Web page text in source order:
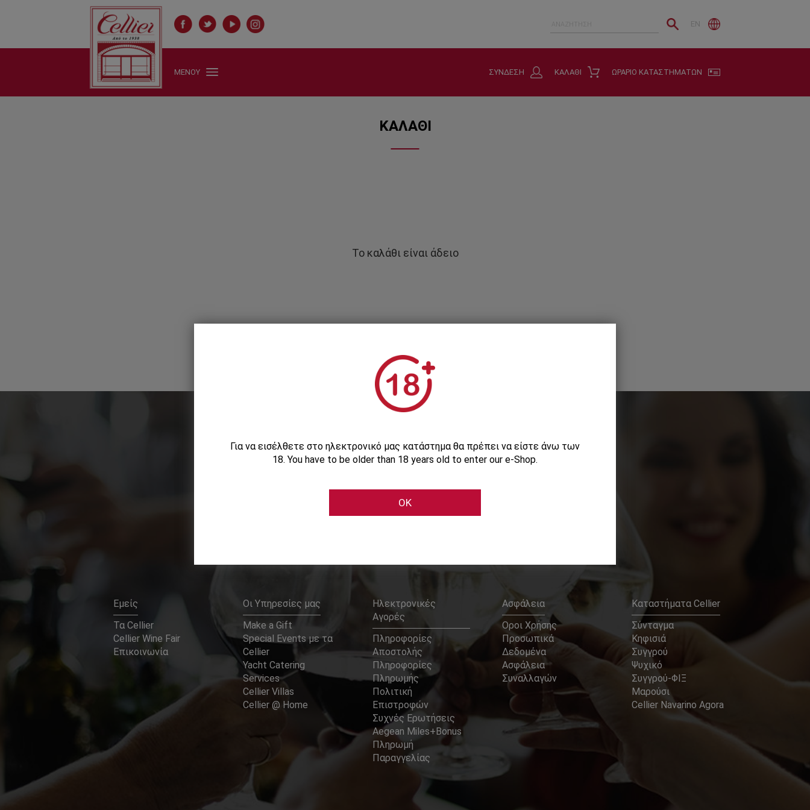
EN
ΜΕΝΟΥ ΩΡΑΡΙΟ ΚΑΤΑΣΤΗΜΑΤΩΝ
ΚΑΛΑΘΙ
ΣΥΝΔΕΣΗ
ΚΑΛΑΘΙ
Το καλάθι είναι άδειο
Εγγραφείτε στο Newsletter μας
Εμείς
Τα Cellier
Cellier Wine Fair
Επικοινωνία
Οι Υπηρεσίες μας
Make a Gift
Special Events με τα
Cellier
Yacht Catering
Services
Cellier Villas
Cellier @ Home
Ηλεκτρονικές
Αγορές
Πληροφορίες
Αποστολής
Πληροφορίες
Πληρωμής
Πολιτική
Επιστροφών
Συχνές Ερωτήσεις
Aegean Miles+Bonus
Πληρωμή
Παραγγελίας
Ασφάλεια
Οροι Χρήσης
Προσωπικά
Δεδομένα
Ασφάλεια
Συναλλαγών
Καταστήματα Cellier
Σύνταγμα
Κηφισιά
Συγγρού
Ψυχικό
Συγγρού-ΦΙΞ
Μαρούσι
Cellier Navarino Agora
Για να εισέλθετε στο ηλεκτρονικό μας κατάστημα θα πρέπει να είστε άνω των
18. You have to be older than 18 years old to enter our e-Shop.
OK